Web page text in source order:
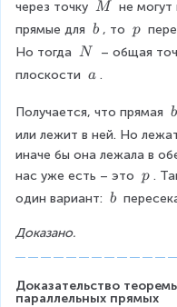
e
t
a
через точку \
\
M
не могут
прямые для \
b , то \
\
p
Но тогда \
\
N – общая
плоскости \
a
a .
Получается, что прямая \
b
b
или лежит в ней. Но
иначе бы она лежала в
нас уже есть – это \
\
p .
один вариант: \
b
Доказано.
Доказательство
параллельных прямых